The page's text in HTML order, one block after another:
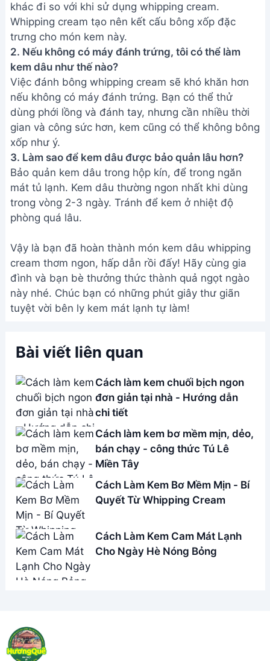
khác đi so với khi sử dụng whipping cream.
Whipping cream tạo nên kết cấu bông xốp đặc
trưng cho món kem này.
2. Nếu không có máy đánh trứng, tôi có thể làm
kem dâu như thế nào?
Việc đánh bông whipping cream sẽ khó khăn hơn
nếu không có máy đánh trứng. Bạn có thể thử
dùng phới lồng và đánh tay, nhưng cần nhiều thời
gian và công sức hơn, kem cũng có thể không bông
xốp như ý.
3. Làm sao để kem dâu được bảo quản lâu hơn?
Bảo quản kem dâu trong hộp kín, để trong ngăn
mát tủ lạnh. Kem dâu thường ngon nhất khi dùng
trong vòng 2-3 ngày. Tránh để kem ở nhiệt độ
phòng quá lâu.
Vậy là bạn đã hoàn thành món kem dâu whipping
cream thơm ngon, hấp dẫn rồi đấy! Hãy cùng gia
đình và bạn bè thưởng thức thành quả ngọt ngào
này nhé. Chúc bạn có những phút giây thư giãn
tuyệt vời bên ly kem mát lạnh tự làm!
Bài viết liên quan
Cách làm kem chuối bịch ngon
đơn giản tại nhà - Hướng dẫn
chi tiết
Cách làm kem bơ mềm mịn, dẻo,
bán chạy - công thức Tú Lê
Miền Tây
Cách Làm Kem Bơ Mềm Mịn - Bí
Quyết Từ Whipping Cream
Cách Làm Kem Cam Mát Lạnh
Cho Ngày Hè Nóng Bỏng